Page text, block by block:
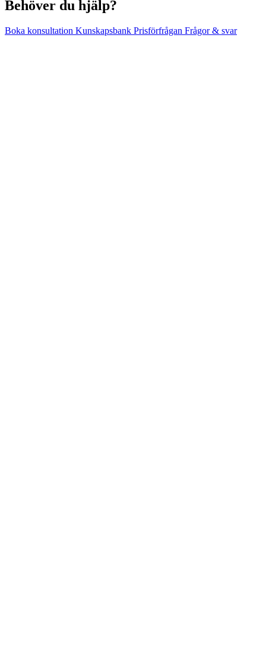
Behöver du hjälp?
Boka konsultation Kunskapsbank Prisförfrågan Frågor & svar